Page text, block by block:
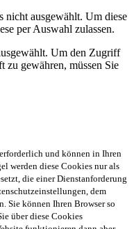
nicht ausgewählt. Um diese
per Auswahl zulassen.
Um den Zugriff
zu gewähren, müssen Sie
und können in Ihren
werden diese Cookies nur als
die einer Dienstanforderung
dem
Sie können Ihren Browser so
über diese Cookies